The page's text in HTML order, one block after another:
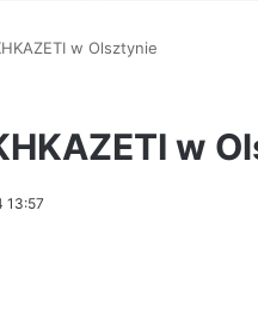
w Olsztynie
w
13:57